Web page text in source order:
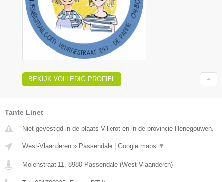
BEKIJK VOLLEDIG PROFIEL
Tante Linet
Niet gevestigd in de plaats Villerot en in de provincie Henegouwen.
West-Vlaanderen » Passendale | Google maps ▼
Molenstraat 11 8980 Passendale (West-Vlaanderen)